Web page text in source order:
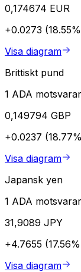
0,174674 EUR
+0.0273
Visa diagram
Brittiskt pund
1 ADA motsvarar
0,149794 GBP
+0.0237
Visa diagram
Japansk yen
1 ADA motsvarar
31,9089 JPY
+4.7655
Visa diagram